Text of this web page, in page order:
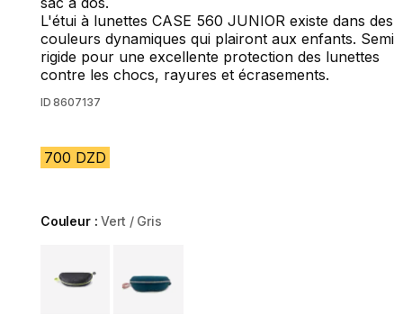
L'étui à lunettes CASE 560 JUNIOR existe dans des
couleurs dynamiques qui plairont aux enfants. Semi
rigide pour une excellente protection des lunettes
contre les chocs, rayures et écrasements.
ID 8607137
700 DZD
Couleur :Vert / Gris